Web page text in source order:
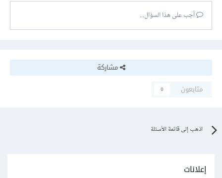
أجب على هذا السؤال...
مشاركة
متابعون
0
اذهب إلى قائمة الأسئلة
إعلانات